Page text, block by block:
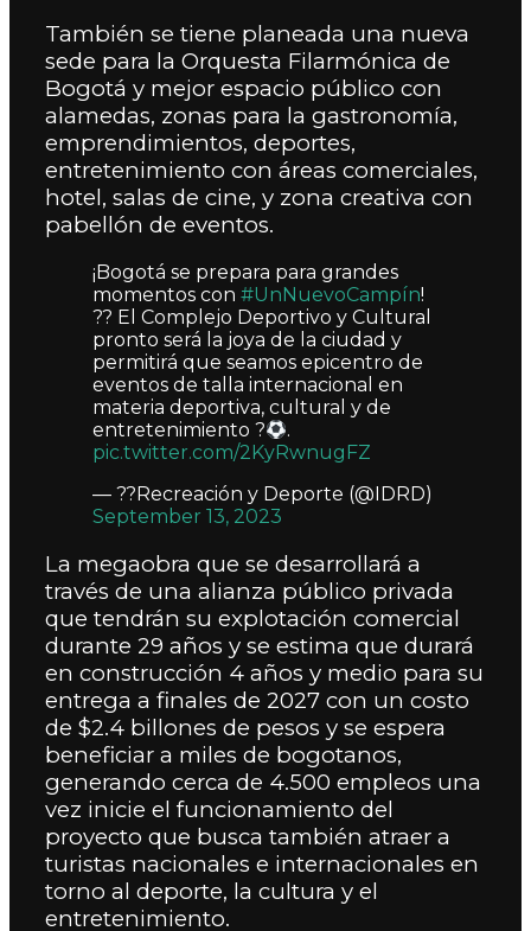
También se tiene planeada una nueva
sede para la Orquesta Filarmónica de
Bogotá y mejor espacio público con
alamedas, zonas para la gastronomía,
emprendimientos, deportes,
entretenimiento con áreas comerciales,
hotel, salas de cine, y zona creativa con
pabellón de eventos.
¡Bogotá se prepara para grandes
momentos con #UnNuevoCampín!
?? El Complejo Deportivo y Cultural
pronto será la joya de la ciudad y
permitirá que seamos epicentro de
eventos de talla internacional en
materia deportiva, cultural y de
entretenimiento ?
.
pic.twitter.com/2KyRwnugFZ
— ??Recreación y Deporte (@IDRD)
September 13, 2023
La megaobra que se desarrollará a
través de una alianza público privada
que tendrán su explotación comercial
durante 29 años y se estima que durará
en construcción 4 años y medio para su
entrega a finales de 2027 con un costo
de $2.4 billones de pesos y se espera
beneficiar a miles de bogotanos,
generando cerca de 4.500 empleos una
vez inicie el funcionamiento del
proyecto que busca también atraer a
turistas nacionales e internacionales en
torno al deporte, la cultura y el
entretenimiento.